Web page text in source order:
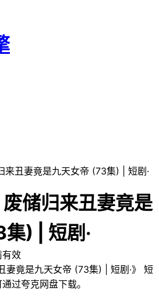
来丑妻竟是九天女帝 (73集) | 短剧·
储归来丑妻竟是
) | 短剧·
有效
妻竟是九天女帝 (73集) | 短剧·》 短
过夸克网盘下载。